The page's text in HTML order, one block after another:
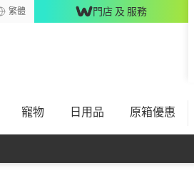
繁體 門店 及 服務
寵物 日用品 原箱優惠